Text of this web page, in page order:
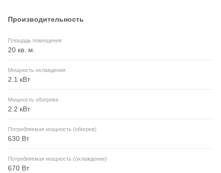
Производительность
Площадь помещения
20 кв. м.
Мощность охлаждения
2.1 кВт
Мощность обогрева
2.2 кВт
Потребляемая мощность (обогрев)
630 Вт
Потребляемая мощность (охлаждение)
670 Вт